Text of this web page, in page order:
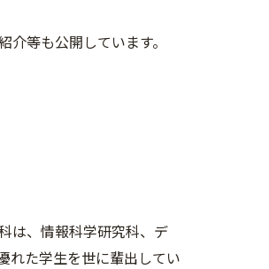
等も公開しています。
は、情報科学研究科、デ
れた学生を世に輩出してい